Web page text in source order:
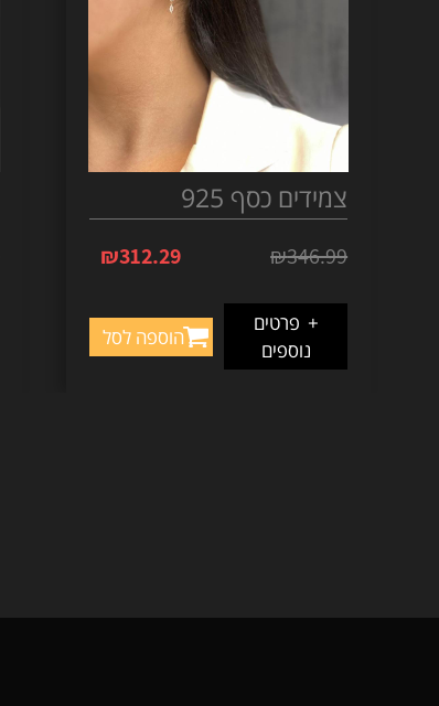
צמידים כסף 925
₪346.99
₪312.29
+ פרטים
נוספים
הוספה לסל